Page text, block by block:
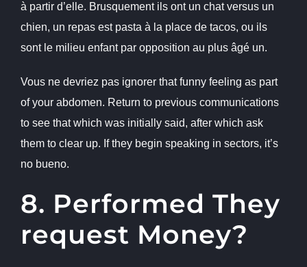
à partir d’elle. Brusquement ils ont un chat versus un
chien, un repas est pasta à la place de tacos, ou ils
sont le milieu enfant par opposition au plus âgé un.
Vous ne devriez pas ignorer that funny feeling as part
of your abdomen. Return to previous communications
to see that which was initially said, after which ask
them to clear up. If they begin speaking in sectors, it’s
no bueno.
8. Performed They
request Money?